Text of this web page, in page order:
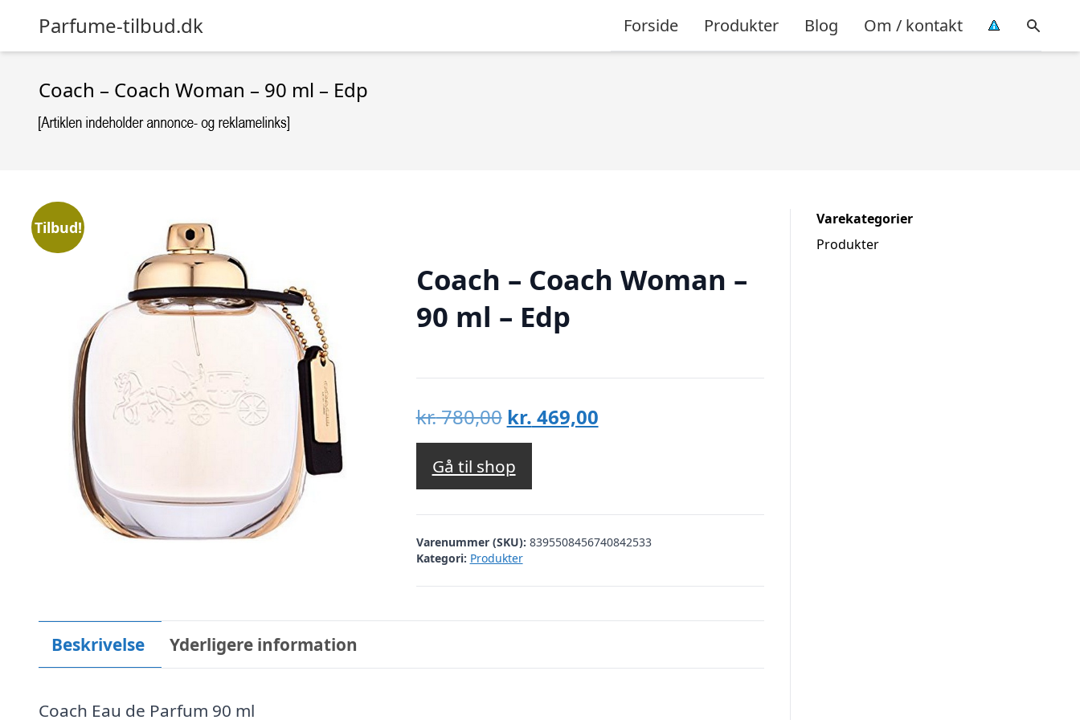
Parfume-tilbud.dk Forside Produkter Blog Om / kontakt
Coach – Coach Woman – 90 ml – Edp
Tilbud!
Coach – Coach Woman –
90 ml – Edp
kr.780,00 Den
oprindelige
pris
var:
kr. 780,00.
kr. 469,00Den
kr. 469,00.
Gå til shop
Varenummer (SKU): 8395508456740842533
Kategori: Produkter
Beskrivelse Yderligere information
Coach Eau de Parfum 90 ml
Varekategorier
Produkter